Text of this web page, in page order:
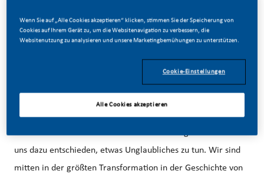
Du bist ein Verkaufstalent (m/w/d), charismatisch und
persönlichen Verkaufsgespräch? Du bist ein Teamplayer
(m/w/d), kommunikationsstark und kannst Menschen
uns dazu entschieden, etwas Unglaubliches zu tun. Wir sind
mitten in der größten Transformation in der Geschichte von
Wenn Sie auf „Alle Cookies akzeptieren“ klicken, stimmen Sie der Speicherung von
Cookies auf Ihrem Gerät zu, um die Websitenavigation zu verbessern, die
Websitenutzung zu analysieren und unsere Marketingbemühungen zu unterstützen.
Cookie-Einstellungen
Alle Cookies akzeptieren